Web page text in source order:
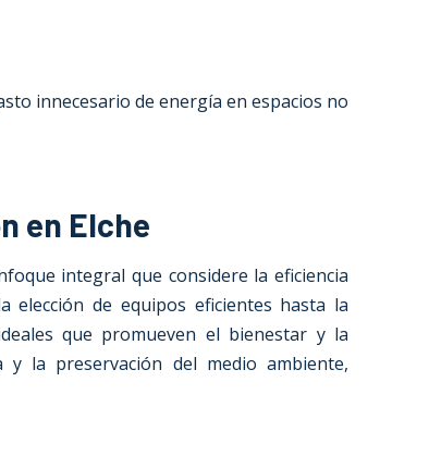
innecesario de energía en espacios no
en Elche
integral que considere la eficiencia
elección de equipos eficientes hasta la
que promueven el bienestar y la
la preservación del medio ambiente,